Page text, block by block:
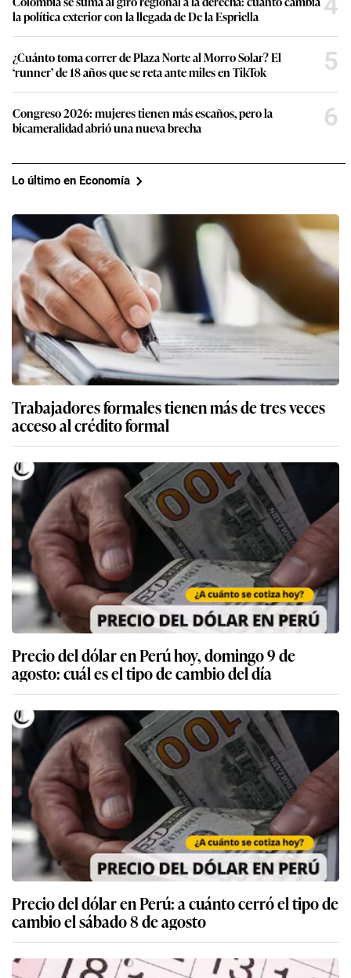
la política exterior con la llegada de De la Espriella
¿Cuánto toma correr de Plaza Norte al Morro Solar? El
‘runner’ de 18 años que se reta ante miles en TikTok
5
Congreso 2026: mujeres tienen más escaños, pero la
bicameralidad abrió una nueva brecha
6
Lo último en Economía
Trabajadores formales tienen más de tres veces
acceso al crédito formal
Precio del dólar en Perú hoy, domingo 9 de
agosto: cuál es el tipo de cambio del día
Precio del dólar en Perú: a cuánto cerró el tipo de
cambio el sábado 8 de agosto